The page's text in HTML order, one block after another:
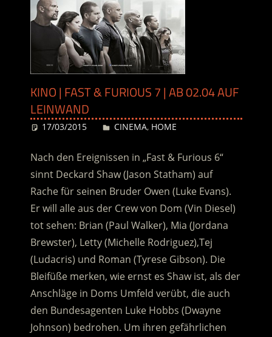
KINO | FAST & FURIOUS 7 | AB 02.04 AUF
LEINWAND
17/03/2015 Desiree
CINEMA, HOME
Nach den Ereignissen in „Fast & Furious 6“
sinnt Deckard Shaw (Jason Statham) auf
Rache für seinen Bruder Owen (Luke Evans).
Er will alle aus der Crew von Dom (Vin Diesel)
tot sehen: Brian (Paul Walker), Mia (Jordana
Brewster), Letty (Michelle Rodriguez),Tej
(Ludacris) und Roman (Tyrese Gibson). Die
Bleifüße merken, wie ernst es Shaw ist, als der
Anschläge in Doms Umfeld verübt, die auch
den Bundesagenten Luke Hobbs (Dwayne
Johnson) bedrohen. Um ihren gefährlichen